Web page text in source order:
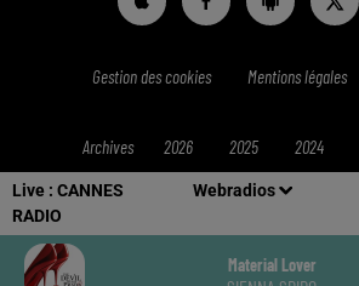
Live : CANNES
RADIO
Webradios
Material Lover
Gestion des cookies Mentions légales
Archives 2026 2025 2024